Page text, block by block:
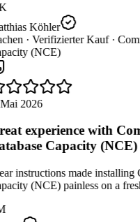
Köhler
· Verifizierter Kauf ·
(NCE)
2026
experience with
Capacity (NCE)
instructions made installing
(NCE) painless on a